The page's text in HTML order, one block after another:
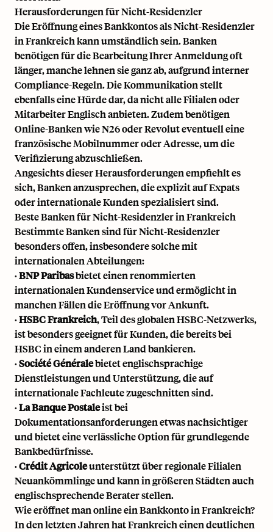
Herausforderungen für Nicht-Residenzler
Die Eröffnung eines Bankkontos als Nicht-Residenzler
in Frankreich kann umständlich sein. Banken
benötigen für die Bearbeitung Ihrer Anmeldung oft
länger, manche lehnen sie ganz ab, aufgrund interner
Compliance-Regeln. Die Kommunikation stellt
ebenfalls eine Hürde dar, da nicht alle Filialen oder
Mitarbeiter Englisch anbieten. Zudem benötigen
Online-Banken wie N26 oder Revolut eventuell eine
französische Mobilnummer oder Adresse, um die
Verifizierung abzuschließen.
Angesichts dieser Herausforderungen empfiehlt es
sich, Banken anzusprechen, die explizit auf Expats
oder internationale Kunden spezialisiert sind.
Beste Banken für Nicht-Residenzler in Frankreich
Bestimmte Banken sind für Nicht-Residenzler
besonders offen, insbesondere solche mit
internationalen Abteilungen:
·BNP Paribasbietet einen renommierten
internationalen Kundenservice und ermöglicht in
manchen Fällen die Eröffnung vor Ankunft.
·HSBC Frankreich, Teil des globalen HSBC-Netzwerks,
ist besonders geeignet für Kunden, die bereits bei
HSBC in einem anderen Land bankieren.
·Société Généralebietet englischsprachige
Dienstleistungen und Unterstützung, die auf
internationale Fachleute zugeschnitten sind.
·La Banque Postaleist bei
Dokumentationsanforderungen etwas nachsichtiger
und bietet eine verlässliche Option für grundlegende
Bankbedürfnisse.
·Crédit Agricoleunterstützt über regionale Filialen
Neuankömmlinge und kann in größeren Städten auch
englischsprechende Berater stellen.
Wie eröffnet man online ein Bankkonto in Frankreich?
In den letzten Jahren hat Frankreich einen deutlichen